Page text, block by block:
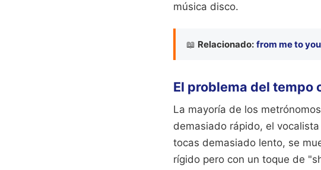
música disco.
📖 Relacionado: from me to
El problema del tempo
La mayoría de los
demasiado rápido, el
tocas demasiado lento, se
rígido pero con un toque de